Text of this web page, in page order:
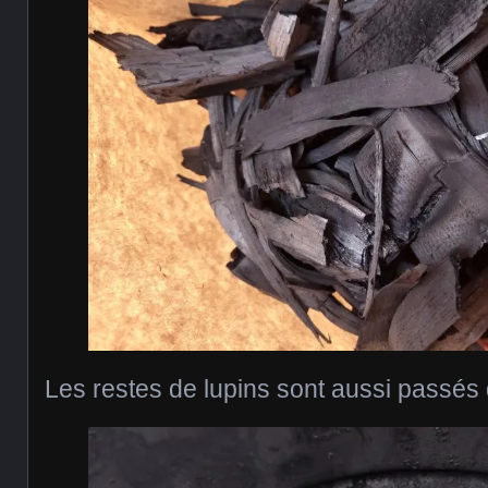
Les restes de lupins sont aussi passés